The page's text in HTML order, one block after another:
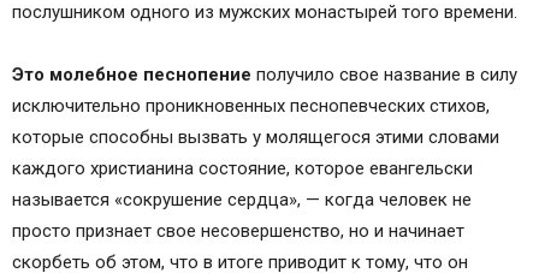
послушником одного из мужских монастырей того времени.
Это молебное песнопение получило свое название в силу
исключительно проникновенных песнопевческих стихов,
которые способны вызвать у молящегося этими словами
каждого христианина состояние, которое евангельски
называется «сокрушение сердца», — когда человек не
просто признает свое несовершенство, но и начинает
скорбеть об этом, что в итоге приводит к тому, что он